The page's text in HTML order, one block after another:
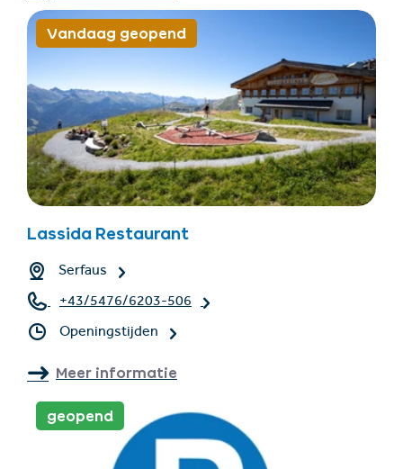
Vandaag geopend
Lassida Restaurant
Serfaus
+43/5476/6203-506
Openingstijden
Meer informatie
geopend